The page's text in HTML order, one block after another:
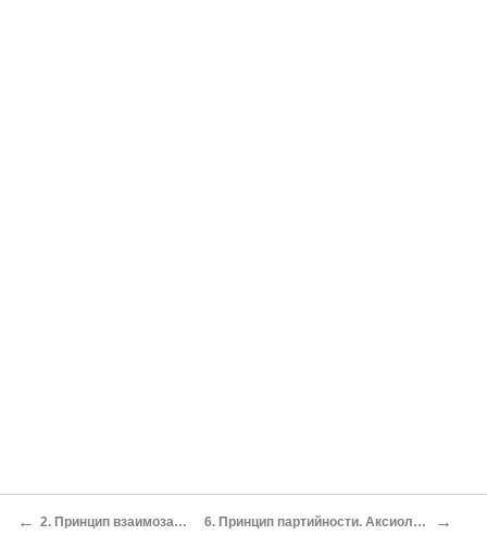
← 2. Принцип взаимозависимости объекта и его атрибутов 6. Принцип партийности. Аксиологический и социологический аспекты диалектики →